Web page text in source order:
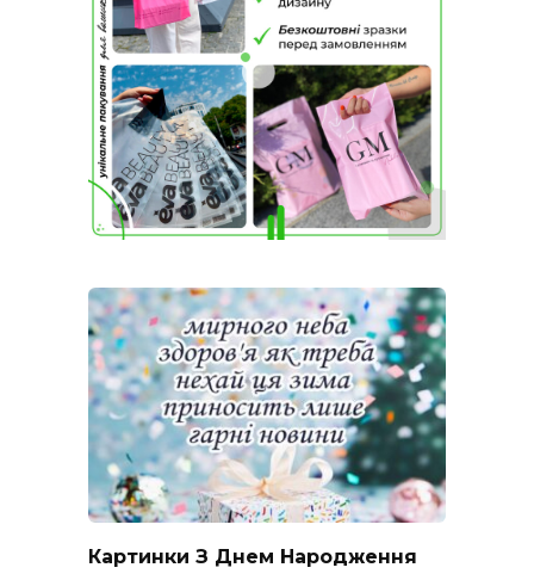
Картинки З Днем Народження